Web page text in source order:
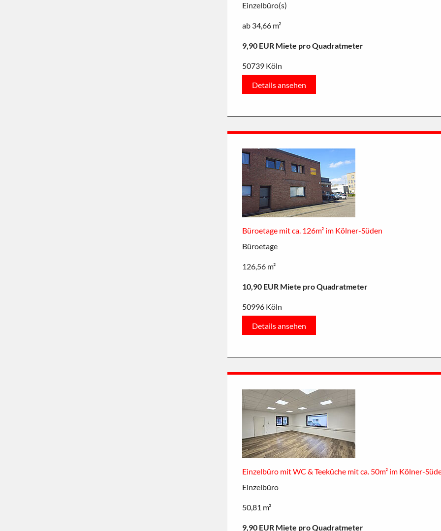
Einzelbüro(s)
ab 34,66 m²
9,90 EUR Miete pro Quadratmeter
50739 Köln
Details ansehen
Büroetage mit ca. 126m² im Kölner-Süden
Büroetage
126,56 m²
10,90 EUR Miete pro Quadratmeter
50996 Köln
Details ansehen
Einzelbüro mit WC & Teeküche mit ca. 50m² im Kölner-
Einzelbüro
50,81 m²
9,90 EUR Miete pro Quadratmeter